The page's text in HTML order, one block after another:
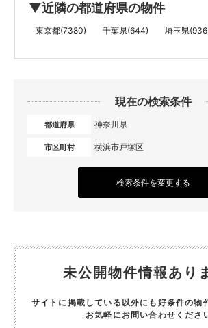
▼近隣の都道府県の物件
東京都(7380) 千葉県(644) 埼玉県
現在の検索条件
都道府県 神奈川県
市区町村 横浜市戸塚区
検索条件を変更する
未公開物件情報あり
サイトに掲載している以外にも好条件の物
お気軽にお問い合わせくださ